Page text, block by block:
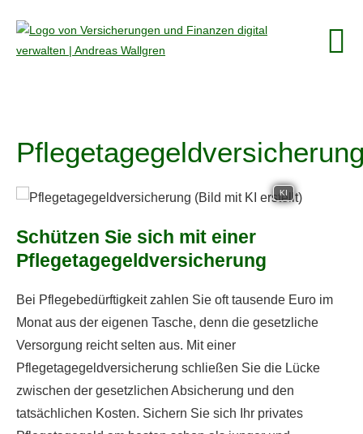
KI
Schützen Sie sich mit einer
Pflegetagegeldversicherung
Bei Pflegebedürftigkeit zahlen Sie oft tausende Euro im
Monat aus der eigenen Tasche, denn die gesetzliche
Versorgung reicht selten aus. Mit einer
Pflegetagegeldversicherung schließen Sie die Lücke
zwischen der gesetzlichen Absicherung und den
tatsächlichen Kosten. Sichern Sie sich Ihr privates